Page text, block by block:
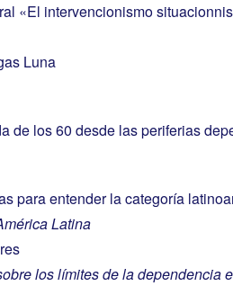
«El intervencionismo
Luna
de los 60 desde las periferias
para entender la categoría
Latina
los límites de la dependencia